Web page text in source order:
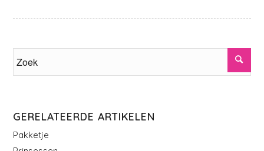
GERELATEERDE ARTIKELEN
Pakketje